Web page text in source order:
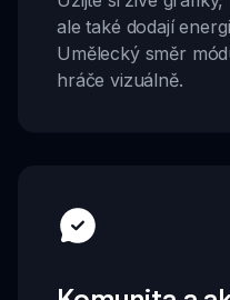
ale také dodají
Umělecký směr
hráče vizuálně.